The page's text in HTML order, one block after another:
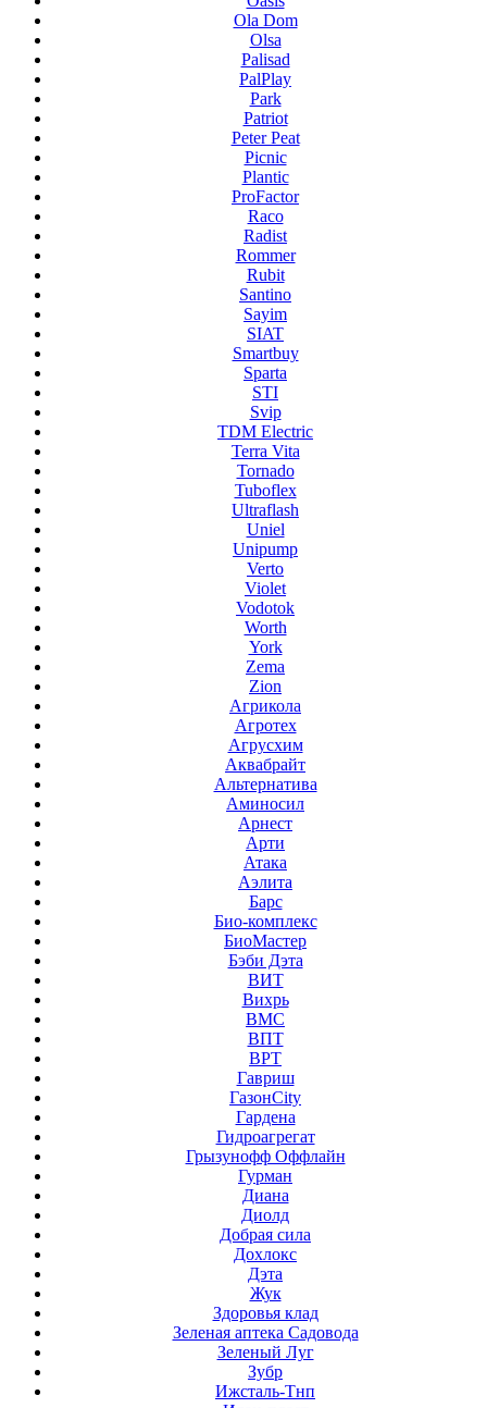
Ola Dom
Olsa
Palisad
PalPlay
Park
Patriot
Peter Peat
Picnic
Plantic
ProFactor
Raco
Radist
Rommer
Rubit
Santino
Sayim
SIAT
Smartbuy
Sparta
STI
Svip
TDM Electric
Terra Vita
Tornado
Tuboflex
Ultraflash
Uniel
Unipump
Verto
Violet
Vodotok
Worth
York
Zema
Zion
Агрикола
Агротех
Агрусхим
Аквабрайт
Альтернатива
Аминосил
Арнест
Арти
Атака
Аэлита
Барс
Био-комплекс
БиоМастер
Бэби Дэта
ВИТ
Вихрь
ВМС
ВПТ
ВРТ
Гавриш
ГазонCity
Гардена
Гидроагрегат
Грызунофф Оффлайн
Гурман
Диана
Диолд
Добрая сила
Дохлокс
Дэта
Жук
Здоровья клад
Зеленая аптека Садовода
Зеленый Луг
Зубр
Ижсталь-Тнп